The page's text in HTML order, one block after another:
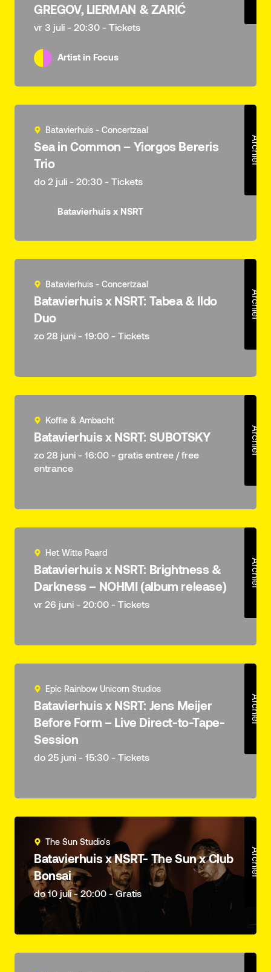
GREGOV, LIERMAN & ZARIĆ
vr 3 juli - 20:30 - Tickets
Artist in Focus
Archief
Batavierhuis - Concertzaal
Sea in Common – Yiorgos Bereris
Trio
do 2 juli - 20:30 - Tickets
Batavierhuis x NSRT
Archief
Batavierhuis - Concertzaal
Batavierhuis x NSRT: Tabea & Ildo
Duo
zo 28 juni - 19:00 - Tickets
Archief
Koffie & Ambacht
Batavierhuis x NSRT: SUBOTSKY
zo 28 juni - 16:00 - gratis entree / free
entrance
Archief
Het Witte Paard
Batavierhuis x NSRT: Brightness &
Darkness – NOHMI (album release)
vr 26 juni - 20:00 - Tickets
Archief
Epic Rainbow Unicorn Studios
Batavierhuis x NSRT: Jens Meijer
Before Form – Live Direct-to-Tape-
Session
do 25 juni - 15:30 - Tickets
Archief
The Sun Studio's
Batavierhuis x NSRT- The Sun x Club
Bonsai
do 10 juli - 20:00 - Gratis